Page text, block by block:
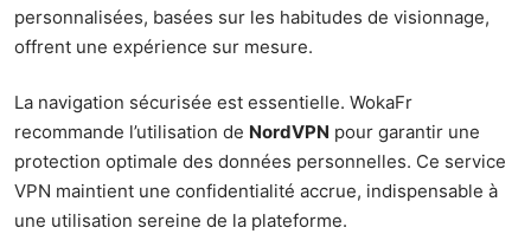
personnalisées, basées sur les habitudes de visionnage,
offrent une expérience sur mesure.
La navigation sécurisée est essentielle. WokaFr
recommande l’utilisation de NordVPN pour garantir une
protection optimale des données personnelles. Ce service
VPN maintient une confidentialité accrue, indispensable à
une utilisation sereine de la plateforme.